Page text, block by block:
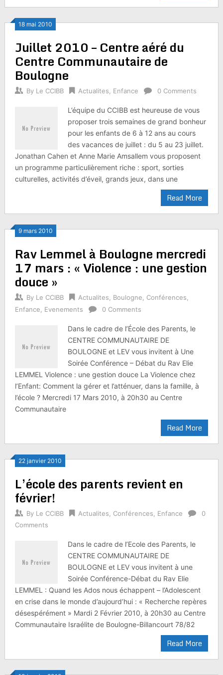
18 mai 2010
Juillet 2010 – Centre aéré du
Centre Communautaire de
Boulogne
By Le CCIBB Actualites Enfance 0 Comments
L’équipe du CCIBB est heureuse de vous
proposer trois semaines de grand bonheur
pour les enfants de 6 à 12 ans au cours
des vacances de juillet : du 5 au 23 juillet.
Jonathan Cahen et Anne Marie Amsallem vous proposent
un programme particulièrement riche : sport, sorties
culturelles, activités d’éveil, grands jeux, dans une
Read More
9 mars 2010
Rav Lemmel à Boulogne mercredi
17 mars : « Violence : une gestion
douce »
By Le CCIBB Actualites Boulogne Conférences
Enfance
Evenements 0 Comments
Dans le cadre de l’École des Parents, le
CENTRE COMMUNAUTAIRE DE
BOULOGNE et LEV vous invitent à Une
Soirée Conférence – Débat du Rav Elie
LEMMEL Violence : une gestion douce La Violence chez
l’Enfant: Comment la gérer et l’atténuer, dans la famille, à
l’école ? Mercredi 17 Mars 2010, à 20h30 au Centre
Communautaire
Read More
22 janvier 2010
L’école des parents revient en
février!
By Le CCIBB Actualites Conférences Enfance
0
Comments
Dans le cadre de l’Ecole des Parents, le
CENTRE COMMUNAUTAIRE DE
BOULOGNE et LEV vous invitent à une
Soirée Conférence-Débat du Rav Elie
LEMMEL : Quand les Ados nous échappent – l’Adolescent
en crise dans le monde d’aujourd’hui : « Recherche repères
désespérément » Mardi 2 Février 2010, à 20h30 au Centre
Communautaire Israélite de Boulogne-Billancourt 78/82
Read More